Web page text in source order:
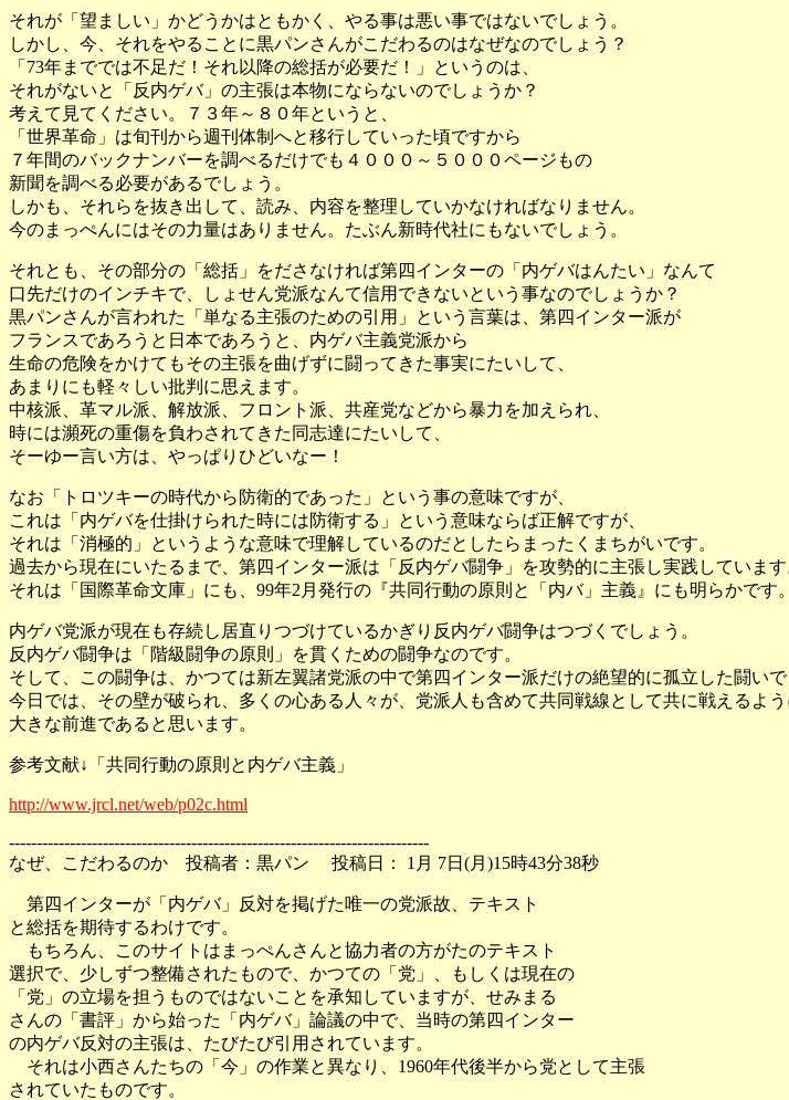
それが「望ましい」かどうかはともかく、やる事は悪い事ではないでしょう。
しかし、今、それをやることに黒パンさんがこだわるのはなぜなのでしょう？
「73年まででは不足だ！それ以降の総括が必要だ！」というのは、
それがないと「反内ゲバ」の主張は本物にならないのでしょうか？
考えて見てください。７３年～８０年というと、
「世界革命」は旬刊から週刊体制へと移行していった頃ですから
７年間のバックナンバーを調べるだけでも４０００～５０００ページもの
新聞を調べる必要があるでしょう。
しかも、それらを抜き出して、読み、内容を整理していかなければなりません。
今のまっぺんにはその力量はありません。たぶん新時代社にもないでしょう。
それとも、その部分の「総括」をださなければ第四インターの「内ゲバはんたい」なんて
口先だけのインチキで、しょせん党派なんて信用できないという事なのでしょうか？
黒パンさんが言われた「単なる主張のための引用」という言葉は、第四インター派が
フランスであろうと日本であろうと、内ゲバ主義党派から
生命の危険をかけてもその主張を曲げずに闘ってきた事実にたいして、
あまりにも軽々しい批判に思えます。
中核派、革マル派、解放派、フロント派、共産党などから暴力を加えられ、
時には瀕死の重傷を負わされてきた同志達にたいして、
そーゆー言い方は、やっぱりひどいなー！
なお「トロツキーの時代から防衛的であった」という事の意味ですが、
これは「内ゲバを仕掛けられた時には防衛する」という意味ならば正解ですが、
それは「消極的」というような意味で理解しているのだとしたらまったくまちがいです。
過去から現在にいたるまで、第四インター派は「反内ゲバ闘争」を攻勢的に主張し実践しています
それは「国際革命文庫」にも、99年2月発行の『共同行動の原則と「内バ」主義』にも明らかです。
内ゲバ党派が現在も存続し居直りつづけているかぎり反内ゲバ闘争はつづくでしょう。
反内ゲバ闘争は「階級闘争の原則」を貫くための闘争なのです。
そして、この闘争は、かつては新左翼諸党派の中で第四インター派だけの絶望的に孤立した闘い
今日では、その壁が破られ、多くの心ある人々が、党派人も含めて共同戦線として共に戦えるよ
大きな前進であると思います。
参考文献↓「共同行動の原則と内ゲバ主義」
http://www.jrcl.net/web/p02c.html
----------------------------------------------------------------------------
なぜ、こだわるのか 投稿者：黒パン 投稿日： 1月 7日(月)15時43分38秒
第四インターが「内ゲバ」反対を掲げた唯一の党派故、テキスト
と総括を期待するわけです。
もちろん、このサイトはまっぺんさんと協力者の方がたのテキスト
選択で、少しずつ整備されたもので、かつての「党」、もしくは現在の
「党」の立場を担うものではないことを承知していますが、せみまる
さんの「書評」から始った「内ゲバ」論議の中で、当時の第四インター
の内ゲバ反対の主張は、たびたび引用されています。
それは小西さんたちの「今」の作業と異なり、1960年代後半から党として主張
されていたものです。